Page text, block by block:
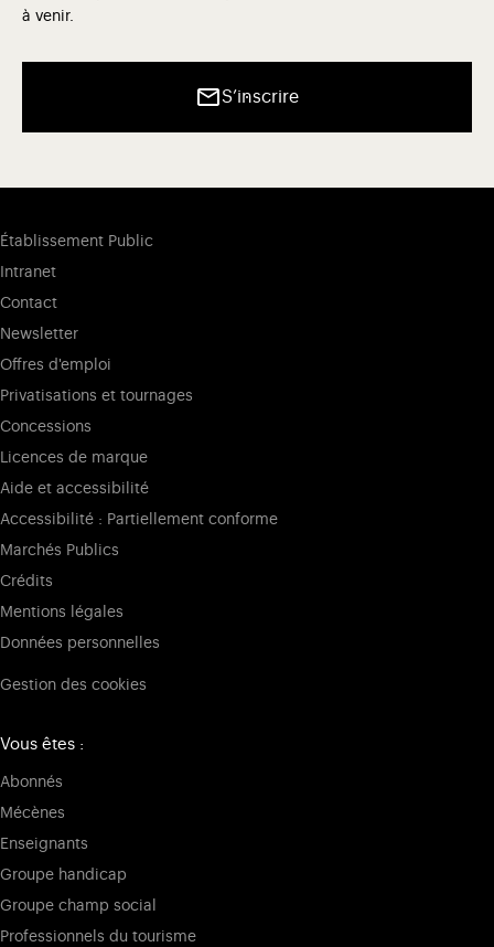
à venir.
S’inscrire
Établissement Public
Intranet
Contact
Newsletter
Offres d'emploi
Privatisations et tournages
Concessions
Licences de marque
Aide et accessibilité
Accessibilité : Partiellement conforme
Marchés Publics
Crédits
Mentions légales
Données personnelles
Gestion des cookies
Vous êtes :
Abonnés
Mécènes
Enseignants
Groupe handicap
Groupe champ social
Professionnels du tourisme